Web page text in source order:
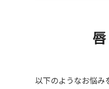
以下のようなお悩み